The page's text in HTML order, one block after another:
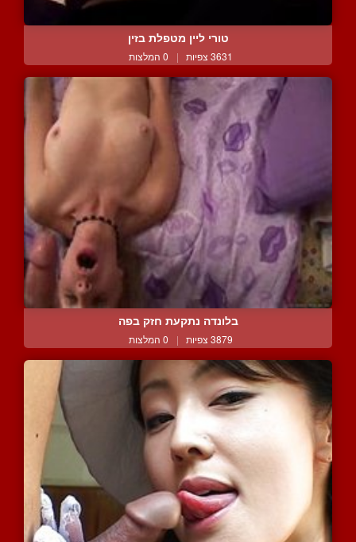
טורי ליין מטפלת בזין
3631 צפיות | 0 המלצות
בלונדה נתקעת חזק בפה
3879 צפיות | 0 המלצות